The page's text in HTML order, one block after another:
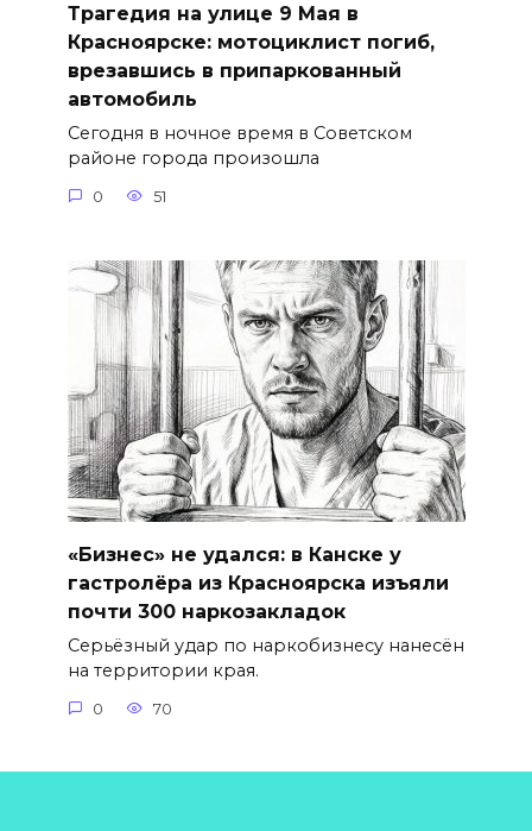
Трагедия на улице 9 Мая в
Красноярске: мотоциклист погиб,
врезавшись в припаркованный
автомобиль
Сегодня в ночное время в Советском
районе города произошла
0 51
«Бизнес» не удался: в Канске у
гастролёра из Красноярска изъяли
почти 300 наркозакладок
Серьёзный удар по наркобизнесу нанесён
на территории края.
0 70